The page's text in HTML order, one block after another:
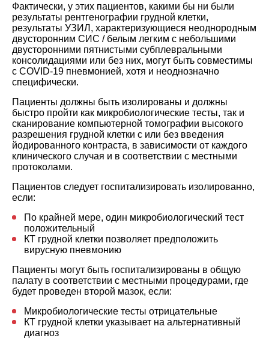
Фактически, у этих пациентов, какими бы ни были
результаты рентгенографии грудной клетки,
результаты УЗИЛ, характеризующиеся неоднородным
двусторонним СИС / белым легким с небольшими
двусторонними пятнистыми субплевральными
консолидациями или без них, могут быть совместимы
с COVID-19 пневмонией, хотя и неоднозначно
специфически.
Пациенты должны быть изолированы и должны
быстро пройти как микробиологические тесты, так и
сканирование компьютерной томографии высокого
разрешения грудной клетки с или без введения
йодированного контраста, в зависимости от каждого
клинического случая и в соответствии с местными
протоколами.
Пациентов следует госпитализировать изолированно,
если:
По крайней мере, один микробиологический тест
положительный
КТ грудной клетки позволяет предположить
вирусную пневмонию
Пациенты могут быть госпитализированы в общую
палату в соответствии с местными процедурами, где
будет проведен второй мазок, если:
Микробиологические тесты отрицательные
КТ грудной клетки указывает на альтернативный
диагноз